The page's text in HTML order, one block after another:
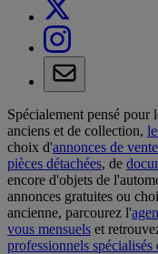
Spécialement pensé pour
anciens et de collection,
choix d'annonces de
pièces détachées, de
encore d'objets de
annonces gratuites ou
ancienne, parcourez l'
vous mensuels et
professionnels